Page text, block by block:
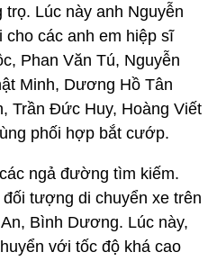
Lúc này anh Nguyễn
cho các anh em hiệp sĩ
Phan Văn Tú, Nguyễn
Minh, Dương Hồ Tân
Trần Đức Huy, Hoàng Viết
phối hợp bắt cướp.
ngả đường tìm kiếm.
tượng di chuyển xe trên
Bình Dương. Lúc này,
với tốc độ khá cao